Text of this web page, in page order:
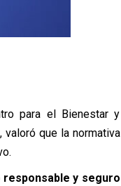
para el Bienestar y
, valoró que la normativa
y seguro